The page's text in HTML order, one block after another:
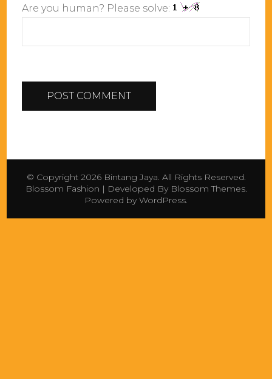
Are you human? Please solve:
© Copyright 2026 Bintang Jaya. All Rights Reserved.
Blossom Fashion | Developed ByBlossom Themes.
Powered by WordPress.